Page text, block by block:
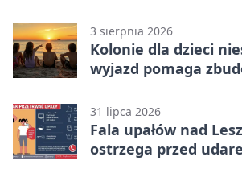
3 sierpnia 2026
Kolonie dla dzieci
wyjazd pomaga
31 lipca 2026
Fala upałów nad
ostrzega przed